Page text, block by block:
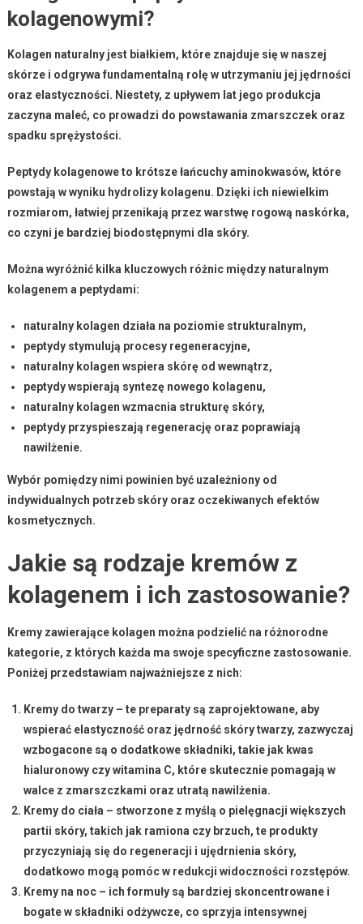
kolagenowymi?
Kolagen naturalnyjest białkiem, które znajduje się w naszej
skórze i odgrywa fundamentalną rolę w utrzymaniu jej jędrności
oraz elastyczności. Niestety, z upływem lat jego produkcja
zaczyna maleć, co prowadzi do powstawania zmarszczekoraz
spadku sprężystości.
Peptydy kolagenoweto krótsze łańcuchy aminokwasów, które
powstają w wyniku hydrolizy kolagenu. Dzięki ich niewielkim
rozmiarom, łatwiej przenikają przez warstwę rogową naskórka,
co czyni je bardziej biodostępnymi dla skóry.
Można wyróżnić kilka kluczowych różnic między naturalnym
kolagenem a peptydami:
naturalny kolagen działa na poziomie strukturalnym,
peptydy stymulują procesy regeneracyjne,
naturalny kolagen wspiera skórę od wewnątrz,
peptydy wspierają syntezę nowego kolagenu,
naturalny kolagen wzmacnia strukturę skóry,
peptydy przyspieszają regenerację oraz poprawiają
nawilżenie.
Wybór pomiędzy nimi powinien być uzależniony od
indywidualnych potrzeb skóry oraz oczekiwanych efektów
kosmetycznych.
Jakie są rodzaje kremów z
kolagenem i ich zastosowanie?
Kremy zawierające kolagen można podzielić na różnorodne
kategorie, z których każda ma swoje specyficzne zastosowanie.
Poniżej przedstawiam najważniejsze z nich:
Kremy do twarzy– te preparaty są zaprojektowane, aby
wspierać elastyczność oraz jędrność skóry twarzy, zazwyczaj
wzbogacone są o dodatkowe składniki, takie jak kwas
hialuronowy czy witamina C, które skutecznie pomagają w
walce z zmarszczkami oraz utratą nawilżenia.
Kremy do ciała – stworzone z myślą o pielęgnacji większych
partii skóry, takich jak ramiona czy brzuch, te produkty
przyczyniają się do regeneracji i ujędrnienia skóry,
dodatkowo mogą pomóc w redukcji widoczności rozstępów.
Kremy na noc– ich formuły są bardziej skoncentrowane i
bogate w składniki odżywcze, co sprzyja intensywnej